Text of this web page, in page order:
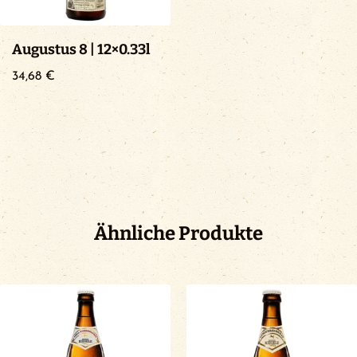
Augustus 8 | 12×0.33l
34,68 €
Ähnliche Produkte